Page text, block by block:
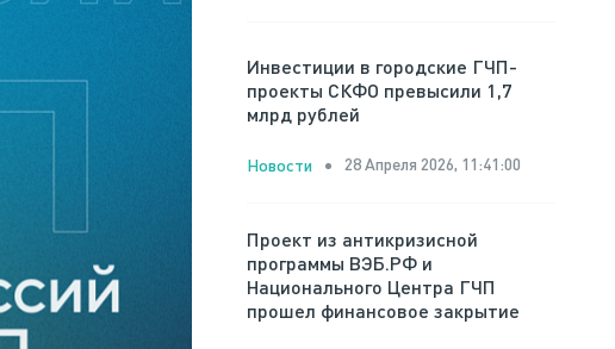
Инвестиции в городские ГЧП-
проекты СКФО превысили 1,7
млрд рублей
Новости 28 Апреля 2026, 11:41:00
Проект из антикризисной
программы ВЭБ.РФ и
Национального Центра ГЧП
прошел финансовое закрытие